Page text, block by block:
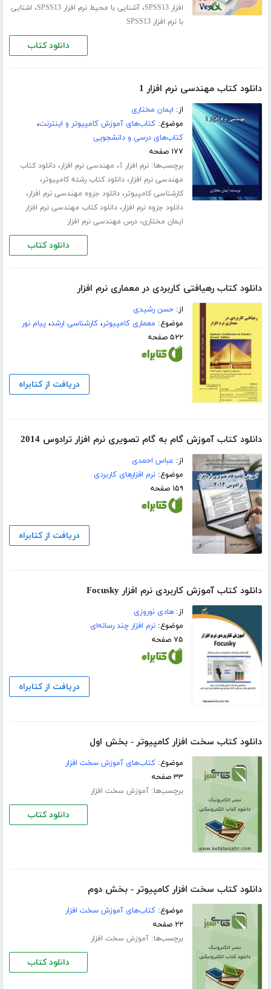
افزار SPSS13 ،آشنایی با محیط نرم افزار SPSS13 ، اشنایی
با نرم افزار SPSS13
دانلود کتاب
دانلود کتاب مهندسی نرم افزار 1
از: ایمان مختاری
موضوع:کتاب‌های آموزش کامپیوتر و اینترنت،
کتاب‌های درسی و دانشجویی
۱۷۷ صفحه
برچسب‌ها:نرم افزار 1 ، مهندسی نرم افزار،دانلود کتاب
مهندسی نرم افزار،دانلود کتاب رشته کامپیوتر،
کارشناسی کامپیوتر،دانلود جزوه مهندسی نرم افزار،
دانلود جزوه نرم افزار،دانلود کتاب مهندسی نرم افزار
ایمان مختاری،درس مهندسی نرم افزار
دانلود کتاب
دانلود کتاب رهیافتی کاربردی در معماری نرم افزار
از:حسن رشیدی
موضوع: معماری کامپیوتر،کارشناسی ارشد،پیام نور
۵۲۲ صفحه
دریافت از کتابراه
دانلود کتاب آموزش گام به گام تصویری نرم افزار ترادوس 2014
از: عباس احمدی
موضوع:نرم افزارهای کاربردی
۱۵۹ صفحه
دریافت از کتابراه
دانلود کتاب آموزش کاربردی نرم افزار Focusky
از:هادی نوروزی
موضوع:نرم افزار چند رسانه‌ای
۷۵ صفحه
دریافت از کتابراه
دانلود کتاب سخت افزار کامپیوتر - بخش اول
موضوع:کتاب‌های آموزش سخت افزار
۳۳ صفحه
برچسب‌ها:آموزش سخت افزار
دانلود کتاب
دانلود کتاب سخت افزار کامپیوتر - بخش دوم
موضوع:کتاب‌های آموزش سخت افزار
۲۲ صفحه
برچسب‌ها:آموزش سخت افزار
دانلود کتاب